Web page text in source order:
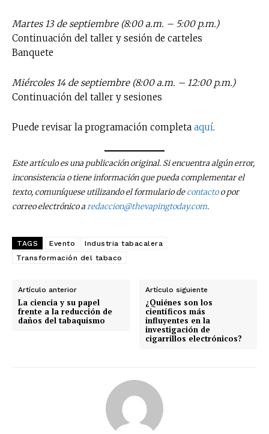
Martes 13 de septiembre (8:00 a.m. – 5:00 p.m.)
Continuación del taller y sesión de carteles
Banquete
Miércoles 14 de septiembre (8:00 a.m. – 12:00 p.m.)
Continuación del taller y sesiones
Puede revisar la programación completa aquí.
Este artículo es una publicación original. Si encuentra algún error,
inconsistencia o tiene información que pueda complementar el
texto, comuníquese utilizando el formulario decontactoo por
correo electrónico aredaccion@thevapingtoday.com.
TAGS Evento
Industria tabacalera
Transformación del tabaco
Artículo anterior
La ciencia y su papel
frente a la reducción de
daños del tabaquismo
Artículo siguiente
¿Quiénes son los
científicos más
influyentes en la
investigación de
cigarrillos electrónicos?